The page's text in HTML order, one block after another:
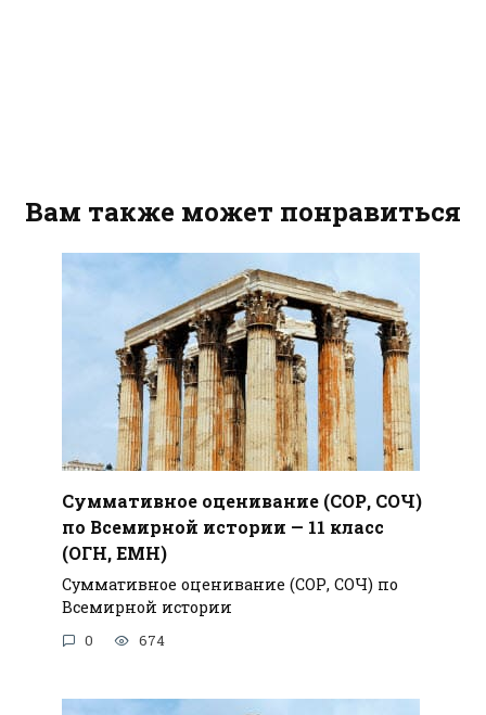
Вам также может понравиться
Суммативное оценивание (СОР, СОЧ)
по Всемирной истории — 11 класс
(ОГН, ЕМН)
Суммативное оценивание (СОР, СОЧ) по
Всемирной истории
0 674